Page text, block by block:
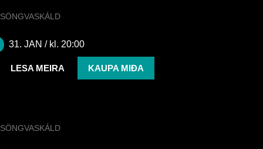
SÖNGVASKÁLD
31. JAN / kl. 20:00
LESA MEIRA KAUPA MIÐA
SÖNGVASKÁLD